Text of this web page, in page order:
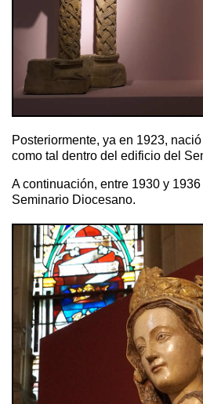
Posteriormente, ya en 1923,
como tal dentro del edificio del
A continuación, entre 1930 y
Seminario Diocesano.